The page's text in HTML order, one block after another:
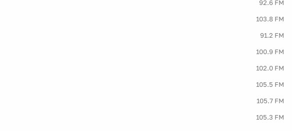
92.6 FM
103.8 FM
91.2 FM
100.9 FM
102.0 FM
105.5 FM
105.7 FM
105.3 FM